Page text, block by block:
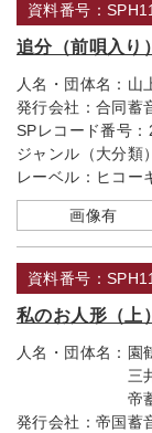
資料番号：
追分（前唄入り
人名・団体名： 山
発行会社： 合同蓄
SPレコード番号：
ジャンル（大分類
レーベル： ヒコー
画像有
資料番号：
私のお人形（上）
人名・団体名： 園
三
帝
発行会社： 帝国蓄